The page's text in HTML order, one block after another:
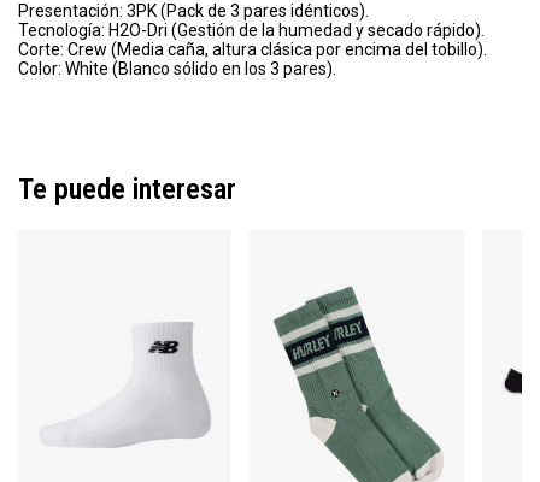
Presentación: 3PK (Pack de 3 pares idénticos).
Tecnología: H2O-Dri (Gestión de la humedad y secado rápido).
Corte: Crew (Media caña, altura clásica por encima del tobillo).
Color: White (Blanco sólido en los 3 pares).
Te puede interesar